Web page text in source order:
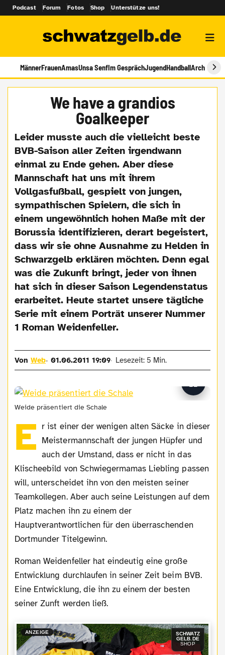
Podcast Forum Fotos Shop Unterstütze uns!
MännerFrauenAmasUnsa SenfIm GesprächJugendHandballArchiv
We have a grandios
Goalkeeper
Leider musste auch die vielleicht beste
BVB-Saison aller Zeiten irgendwann
einmal zu Ende gehen. Aber diese
Mannschaft hat uns mit ihrem
Vollgasfußball, gespielt von jungen,
sympathischen Spielern, die sich in
einem ungewöhnlich hohen Maße mit der
Borussia identifizieren, derart begeistert,
dass wir sie ohne Ausnahme zu Helden in
Schwarzgelb erklären möchten. Denn egal
was die Zukunft bringt, jeder von ihnen
hat sich in dieser Saison Legendenstatus
erarbeitet. Heute startet unsere tägliche
Serie mit einem Porträt unserer Nummer
1 Roman Weidenfeller.
VonWeb 01.06.2011 19:09 Lesezeit: 5 Min.
Weide präsentiert die Schale
E r ist einer der wenigen alten Säcke in dieser
Meistermannschaft der jungen Hüpfer und
auch der Umstand, dass er nicht in das
Klischeebild von Schwiegermamas Liebling passen
will, unterscheidet ihn von den meisten seiner
Teamkollegen. Aber auch seine Leistungen auf dem
Platz machen ihn zu einem der
Hauptverantwortlichen für den überraschenden
Dortmunder Titelgewinn.
Roman Weidenfeller hat eindeutig eine große
Entwicklung durchlaufen in seiner Zeit beim BVB.
Eine Entwicklung, die ihn zu einem der besten
seiner Zunft werden ließ.
ANZEIGE
SCHWATZ
GELB.DE
SHOP